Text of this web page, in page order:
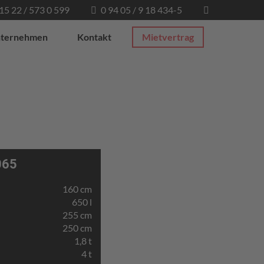
22 / 573 0 599 0 94 05 / 9 18 434-5
Kontakt Mietvertrag
160 cm
650 l
255 cm
250 cm
1,8 t
4 t